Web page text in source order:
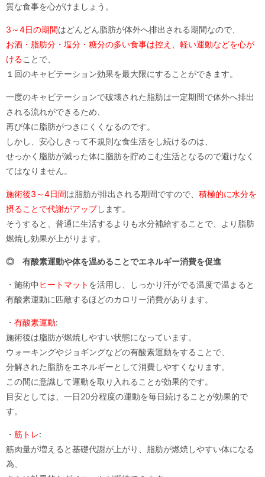
質な食事を心がけましょう。
3～4日の期間はどんどん脂肪が体外へ排出される期間なので、
お酒・脂肪分・塩分・糖分の多い食事は控え、軽い運動などを心が
けることで、
１回のキャビテーション効果を最大限にすることができます。
一度のキャビテーションで破壊された脂肪は一定期間で体外へ排出
される流れができるため、
再び体に脂肪がつきにくくなるのです。
しかし、安心しきって不規則な食生活をし続けるのは、
せっかく脂肪が減った体に脂肪を貯めこむ生活となるので避けなく
てはなりません。
施術後3～4日間は脂肪が排出される期間ですので、 積極的に水分を
摂ることで代謝がアップします。
そうすると、普通に生活するよりも水分補給することで、より脂肪
燃焼し効果が上がります。
◎ 有酸素運動や体を温めることでエネルギー消費を促進
・施術中 ヒートマット を活用し、しっかり汗がでる温度で温まると
有酸素運動に匹敵するほどのカロリー消費があります。
・ 有酸素運動:
施術後は脂肪が燃焼しやすい状態になっています。
ウォーキングやジョギングなどの有酸素運動をすることで、
分解された脂肪をエネルギーとして消費しやすくなります。
この間に意識して運動を取り入れることが効果的です。
目安としては、一日20分程度の運動を毎日続けることが効果的で
す。
・ 筋トレ:
筋肉量が増えると基礎代謝が上がり、脂肪が燃焼しやすい体になる
為、